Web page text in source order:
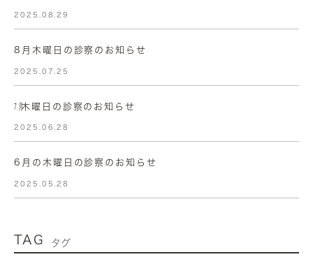
2025.08.29
8月木曜日の診察のお知らせ
2025.07.25
㋆木曜日の診察のお知らせ
2025.06.28
6月の木曜日の診察のお知らせ
2025.05.28
TAG タグ